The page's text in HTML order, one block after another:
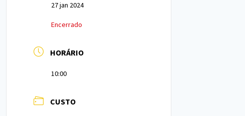
27 jan 2024
Encerrado
HORÁRIO
10:00
CUSTO